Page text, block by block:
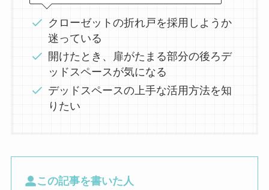
クローゼットの折れ戸を採用しようか
迷っている
開けたとき、扉がたまる部分の後ろデ
ッドスペースが気になる
デッドスペースの上手な活用方法を知
りたい
この記事を書いた人